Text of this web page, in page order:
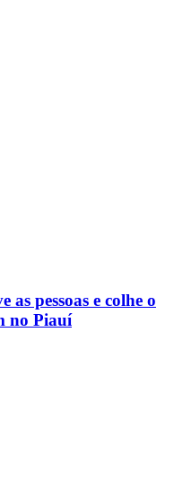
pessoas e colhe o
no Piauí